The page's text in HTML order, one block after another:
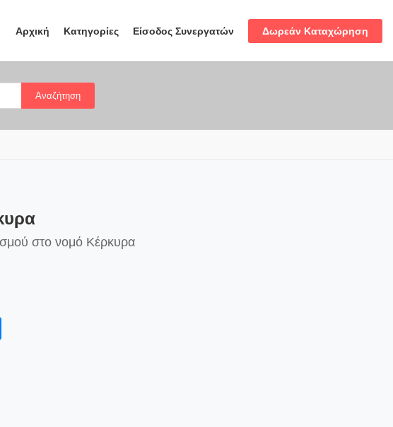
Αρχική Κατηγορίες Είσοδος Συνεργατών Δωρεάν Καταχώρηση
Αναζήτηση
στο νομό Κέρκυρα